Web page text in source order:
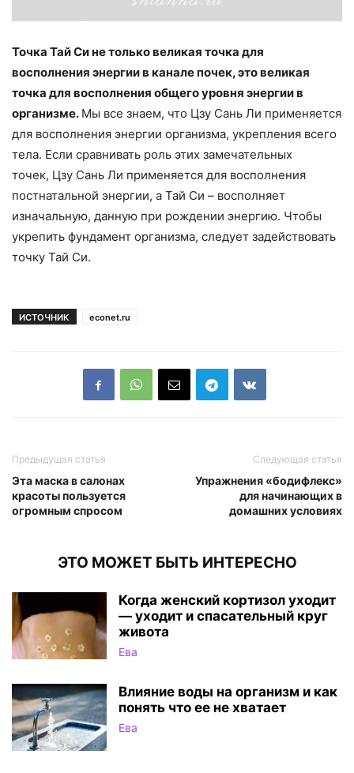
Точка Тай Си не только великая точка для
восполнения энергии в канале почек, это великая
точка для восполнения общего уровня энергии в
организме. Мы все знаем, что Цзу Сань Ли применяется
для восполнения энергии организма, укрепления всего
тела. Если сравнивать роль этих замечательных
точек, Цзу Сань Ли применяется для восполнения
постнатальной энергии, а Тай Си – восполняет
изначальную, данную при рождении энергию. Чтобы
укрепить фундамент организма, следует задействовать
точку Тай Си.
ИСТОЧНИК econet.ru
Предыдущая статья
Эта маска в салонах
красоты пользуется
огромным спросом
Следующая статья
Упражнения «бодифлекс»
для начинающих в
домашних условиях
ЭТО МОЖЕТ БЫТЬ ИНТЕРЕСНО
Когда женский кортизол уходит
— уходит и спасательный круг
живота
Ева
Влияние воды на организм и как
понять что ее не хватает
Ева